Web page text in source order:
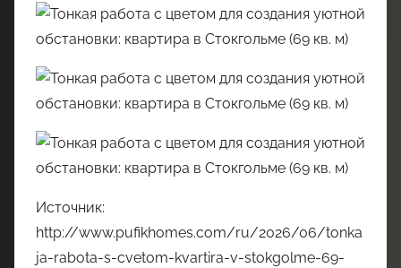
Источник:
http://www.pufikhomes.com/ru/2026/06/tonka
ja-rabota-s-cvetom-kvartira-v-stokgolme-69-